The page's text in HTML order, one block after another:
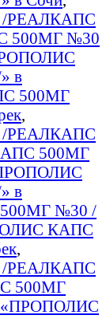
РЕАЛКАПС
500МГ №30
в
500МГ
,
РЕАЛКАПС
500МГ
в
№30 /
КАПС
,
РЕАЛКАПС
500МГ
«ПРОПОЛИС